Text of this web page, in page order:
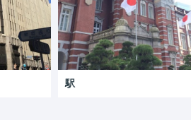
駅